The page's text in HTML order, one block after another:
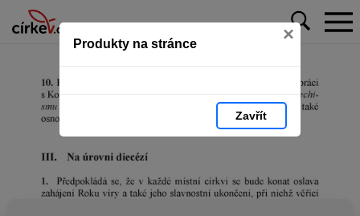
Produkty na stránce ×
Zavřít